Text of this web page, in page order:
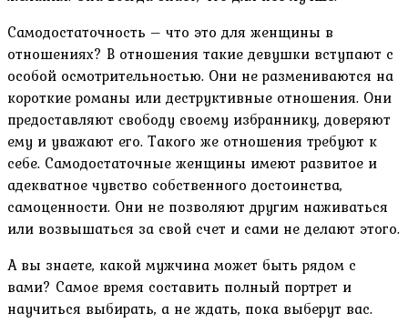
Самодостаточность – что это для женщины в
отношениях? В отношения такие девушки вступают с
особой осмотрительностью. Они не размениваются на
короткие романы или деструктивные отношения. Они
предоставляют свободу своему избраннику, доверяют
ему и уважают его. Такого же отношения требуют к
себе. Самодостаточные женщины имеют развитое и
адекватное чувство собственного достоинства,
самоценности. Они не позволяют другим наживаться
или возвышаться за свой счет и сами не делают этого.
А вы знаете, какой мужчина может быть рядом с
вами? Самое время составить полный портрет и
научиться выбирать, а не ждать, пока выберут вас.